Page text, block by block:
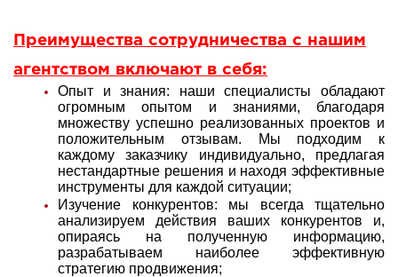
Преимущества сотрудничества с нашим
агентством включают в себя:
Опыт и знания: наши специалисты обладают
огромным опытом и знаниями, благодаря
множеству успешно реализованных проектов и
положительным отзывам. Мы подходим к
каждому заказчику индивидуально, предлагая
нестандартные решения и находя эффективные
инструменты для каждой ситуации;
Изучение конкурентов: мы всегда тщательно
анализируем действия ваших конкурентов и,
опираясь на полученную информацию,
разрабатываем наиболее эффективную
стратегию продвижения;